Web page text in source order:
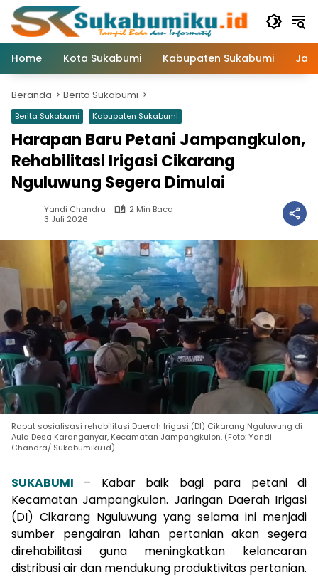
Langsung
konten
Home
Kota Sukabumi Kabupaten Sukabumi
Beranda Berita Sukabumi
Berita Sukabumi Kabupaten Sukabumi
Harapan Baru Petani Jampangkulon,
Rehabilitasi Irigasi Cikarang
Nguluwung Segera Dimulai
Yandi Chandra
2 Min Baca
3 Juli 2026
Rapat sosialisasi rehabilitasi Daerah Irigasi (DI) Cikarang Nguluwung di
Aula Desa Karanganyar, Kecamatan Jampangkulon. (Foto: Yandi
Chandra/ Sukabumiku.id).
SUKABUMI – Kabar baik bagi para petani di
Kecamatan Jampangkulon. Jaringan Daerah Irigasi
(DI) Cikarang Nguluwung yang selama ini menjadi
sumber pengairan lahan pertanian akan segera
direhabilitasi guna meningkatkan kelancaran
distribusi air dan mendukung produktivitas pertanian.